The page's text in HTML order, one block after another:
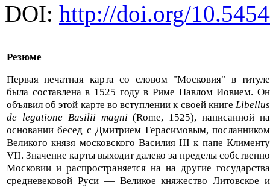
DOI: http://doi.org/
Резюме
Первая печатная карта со словом "Московия" в титуле
была составлена в 1525 году в Риме Павлом Иовием. Он
объявил об этой карте во вступлении к своей книге Libellus
de legatione Basilii magni (Rome, 1525), написанной на
основании бесед с Дмитрием Герасимовым, посланником
Великого князя московского Василия III к папе Клименту
VII. Значение карты выходит далеко за пределы собственно
Московии и распространяется на на другие государства
средневековой Руси — Великое княжество Литовское и